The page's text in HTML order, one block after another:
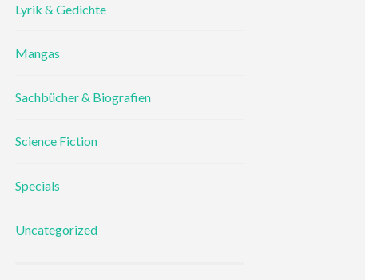
Lyrik & Gedichte
Mangas
Sachbücher & Biografien
Science Fiction
Specials
Uncategorized